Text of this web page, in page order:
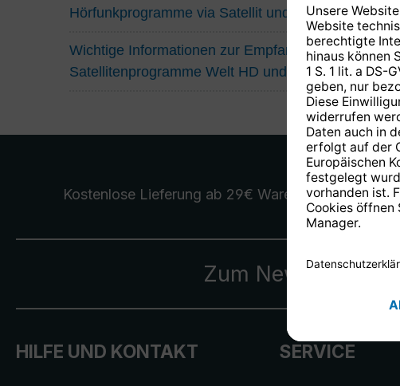
Hörfunkprogramme via Satellit und Kabel
Wichtige Informationen zur Empfangssituation der
Satellitenprogramme Welt HD und Eurosport HD
Kostenlose Lieferung ab 29€ Warenwert
Zum Newsletter
HILFE UND KONTAKT SERVICE